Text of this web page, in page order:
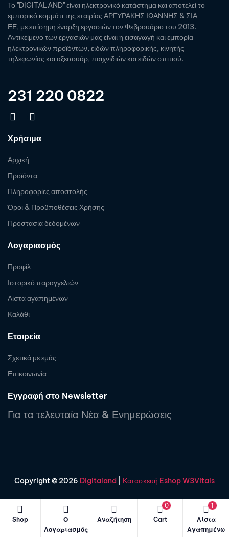
Shop
Ο
Λογαριασμός
Αναζήτηση Cart
0
Λίστα
Αγαπημένω
1
Το "DIGITALAND" είναι ηλεκτρονικό κατάστημα και αποτελεί το
εμπορικό κομμάτι της εταιρίας ΑΡΓΥΡΑΚΗΣ ΙΩΑΝΝΗΣ & ΣΙΑ
ΕΕ, με επίσημη έναρξη εργασιών τον Φεβρουάριο του 2013.
Αντικείμενο των εργασιών μας είναι η εισαγωγή και εμπορία
ηλεκτρονικών προϊόντων, ειδών πληροφορικής, κινητής
τηλεφωνίας και αξεσουάρ, παιχνιδιών και ειδών σπιτιού.
231 220 0822
Χρήσιμα
Αρχική
Προϊόντα
Πληροφορίες αποστολής
Όροι & Προϋποθέσεις Χρήσης
Προστασία δεδομένων
Λογαριασμός
Προφίλ
Ιστορικό παραγγελιών
Λίστα αγαπημένων
Καλάθι
Εταιρεία
Σχετικά με εμάς
Επικοινωνία
Εγγραφή στο Newsletter
Για τα τελευταία Νέα & Ενημερώσεις
Copyright © 2026 Digitaland Κατασκευή Eshop W3Vitals